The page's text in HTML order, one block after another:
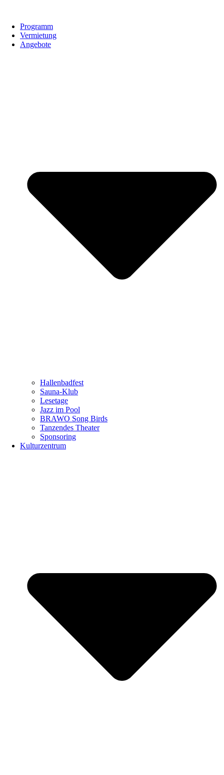
Programm
Vermietung
Angebote
Hallenbadfest
Sauna-Klub
Lesetage
Jazz im Pool
BRAWO Song Birds
Tanzendes Theater
Sponsoring
Kulturzentrum